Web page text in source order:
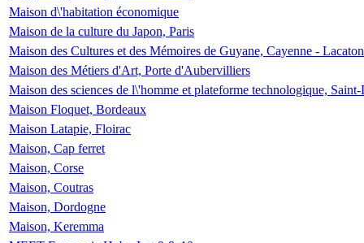
Maison d\'habitation économique
Maison de la culture du Japon, Paris
Maison des Cultures et des Mémoires de Guyane, Cayenne -
Maison des Métiers d'Art, Porte d'Aubervilliers
Maison des sciences de l\'homme et plateforme technologique,
Maison Floquet, Bordeaux
Maison Latapie, Floirac
Maison, Cap ferret
Maison, Corse
Maison, Coutras
Maison, Dordogne
Maison, Keremma